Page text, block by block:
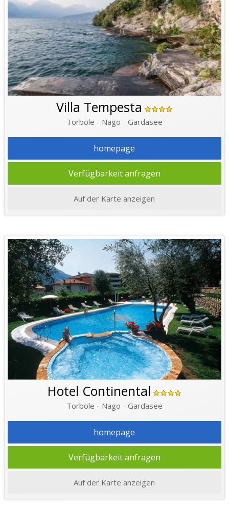
Villa Tempesta
Torbole - Nago - Gardasee
homepage
Verfügbarkeit anfragen
Auf der Karte anzeigen
Hotel Continental
Torbole - Nago - Gardasee
homepage
Verfügbarkeit anfragen
Auf der Karte anzeigen